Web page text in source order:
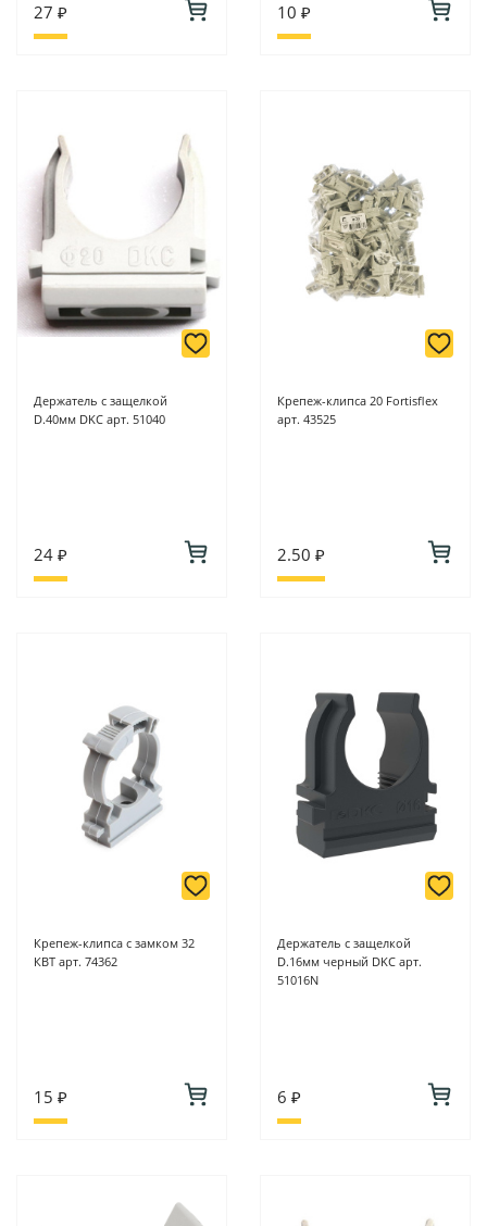
27 ₽ 10 ₽
Держатель с защелкой
D.40мм DKC арт. 51040
24 ₽
Крепеж-клипса 20 Fortisflex
арт. 43525
2.50 ₽
Крепеж-клипса с замком 32
КВТ арт. 74362
15 ₽
Держатель с защелкой
D.16мм черный DKC арт.
51016N
6 ₽